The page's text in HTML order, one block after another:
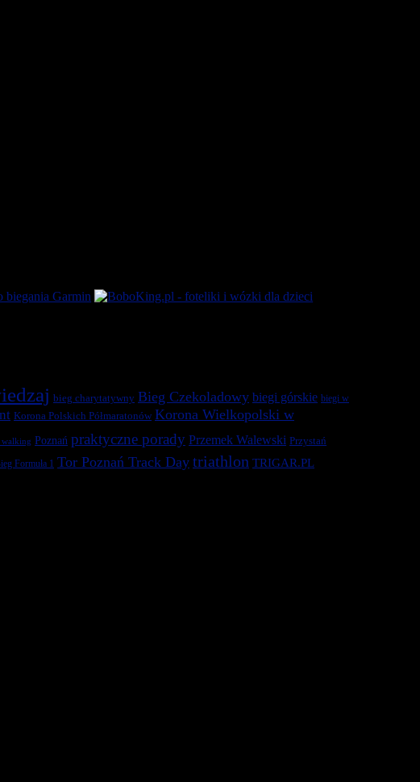
bieg charytatywny Bieg Czekoladowy biegi górskie biegi w
Korona Polskich Półmaratonów Korona Wielkopolski w
Poznań praktyczne porady Przemek Walewski Przystań
Formuła 1 Tor Poznań Track Day triathlon TRIGAR.PL